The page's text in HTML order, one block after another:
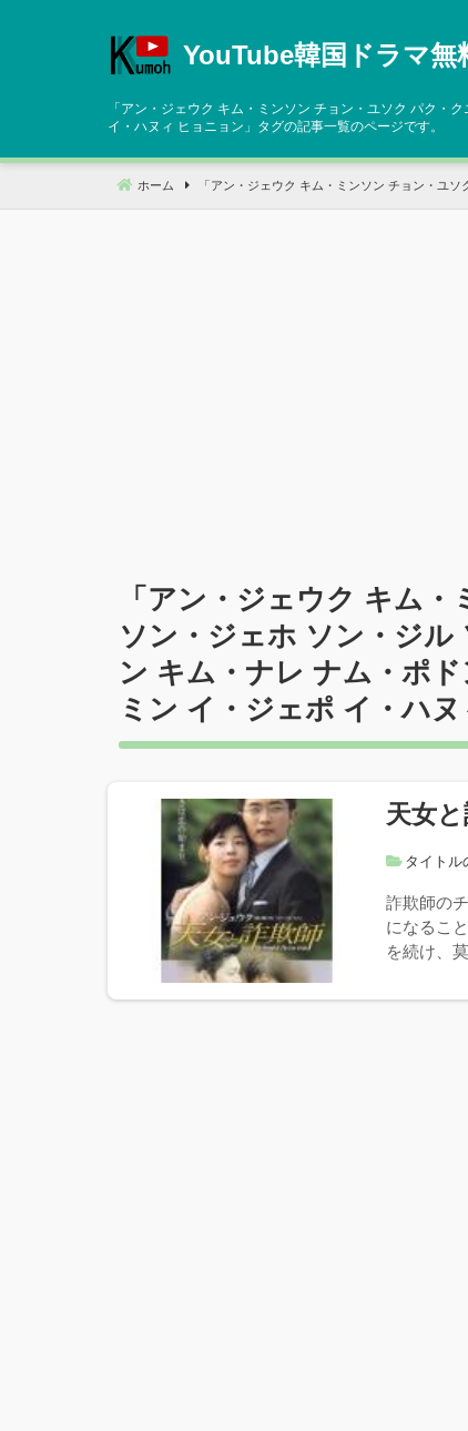
YouTube韓国ドラマ無
「 アン・ジェウク キム・ミンソン チョン・ユソク パク・
イ・ハヌィ ヒョニョン 」タグの記事一覧のページです。
ホーム 「 アン・ジェウク キム・ミンソン チョン・ユ
「 アン・ジェウク キム・
ソン・ジェホ ソン・ジル
ン キム・ナレ ナム・ポ
ミン イ・ジェポ イ・ハ
天女
タイトル
詐欺師の
になるこ
を続け、